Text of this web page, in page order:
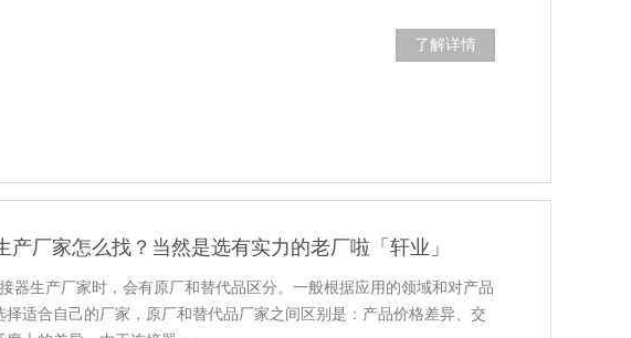
了解详情
产厂家怎么找？当然是选有实力的老厂啦「轩业」
器生产厂家时，会有原厂和替代品区分。一般根据应用的领域和对产品
择适合自己的厂家，原厂和替代品厂家之间区别是：产品价格差异、交